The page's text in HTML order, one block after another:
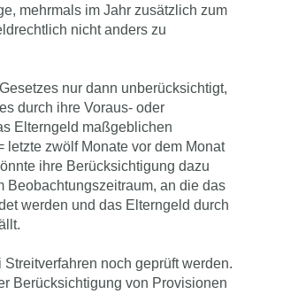
mehrmals im Jahr zusätzlich zum
nicht anders zu
nur dann unberücksichtigt,
durch ihre Voraus‑ oder
Elterngeld maßgeblichen
letzte zwölf Monate vor dem Monat
ihre Berücksichtigung dazu
Beobachtungszeitraum, an die das
werden und das Elterngeld durch
noch geprüft werden.
Berücksichtigung von Provisionen